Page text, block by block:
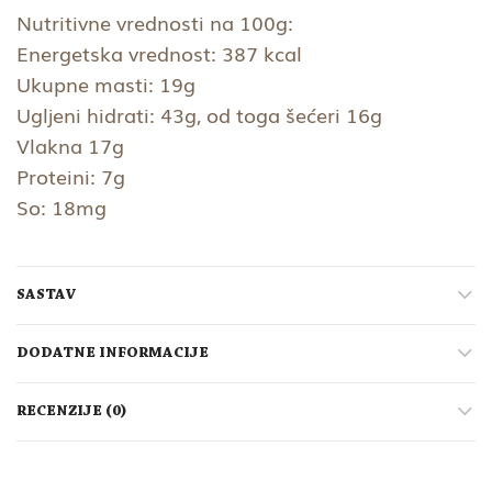
Nutritivne vrednosti na 100g:
Energetska vrednost: 387 kcal
Ukupne masti: 19g
Ugljeni hidrati: 43g, od toga šećeri 16g
Vlakna 17g
Proteini: 7g
So: 18mg
SASTAV
DODATNE INFORMACIJE
RECENZIJE (0)